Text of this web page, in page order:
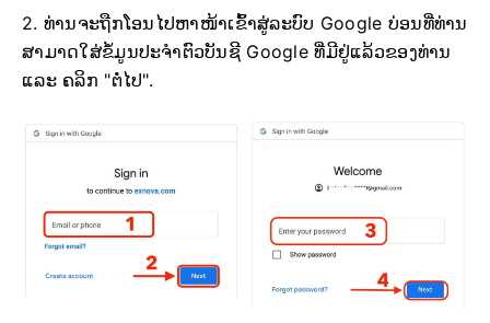
2. ທ່ານຈະຖືກໂອນໄປຫາໜ້າເຂົ້າສູ່ລະບົບ Google ບ່ອນທີ່ທ່ານ
ສາມາດໃສ່ຂໍ້ມູນປະຈຳຕົວບັນຊີ Google ທີ່ມີຢູ່ແລ້ວຂອງທ່ານ
ແລະ ຄລິກ "ຕໍ່ໄປ".